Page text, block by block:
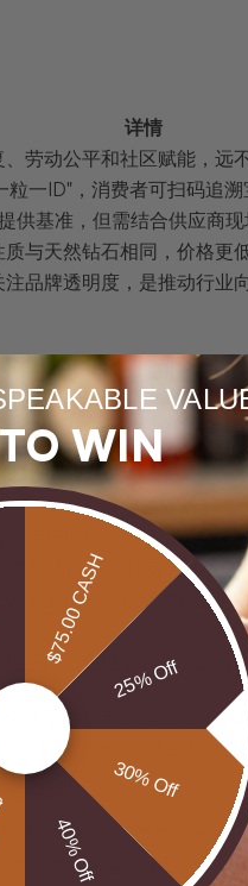
详情
劳动公平和社区赋能，远
一ID"，消费者可扫码追溯
供基准，但需结合供应商
与天然钻石相同，价格更
品牌透明度，是推动行业
基姆伯利进程和"无冲突钻
金的问题，并未触及矿工
维度之上：
碳目标以及对当地生态系
在环境维度上具有天然优势
安全保障，以及对矿区
溯性，包括采购合同的透
珠宝委员会（RJC）认
段和公平定价将非正规矿
能凭证。
志。要求供应商提供最
，谁只是在贴标签。
WIN
$75.00 CASH
25% Off
30% Off
40% Off